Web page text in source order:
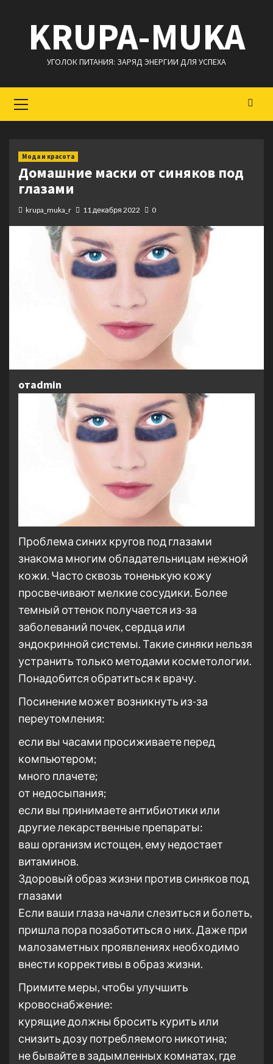
содержимому
KRUPA-MUKA
УГОЛОК ПИТАНИЯ: ЗАРЯД ЭНЕРГИИ ДЛЯ УСПЕХА
меню
Мода и красота
Домашние маски от синяков под
глазами
krupa_muka_r 11 декабря 2022 0
отadmin
Проблема синих кругов под глазами
знакома многим обладательницам нежной
кожи. Часто сквозь тоненькую кожу
просвечивают мелкие сосудики. Более
темный оттенок получается из-за
заболеваний почек, сердца или
эндокринной системы. Такие синяки нельзя
устранить только методами косметологии.
Понадобится обратиться к врачу.
Посинение может возникнуть из-за
переутомления:
если вы часами просиживаете перед
компьютером;
много плачете;
от недосыпания;
если вы принимаете антибиотики или
другие лекарственные препараты:
ваш организм истощен, ему недостает
витаминов.
Здоровый образ жизни против синяков под
глазами
Если ваши глаза начали слезиться и болеть,
пришла пора позаботиться о них. Даже при
малозаметных проявлениях необходимо
внести коррективы в образ жизни.
Примите меры, чтобы улучшить
кровоснабжение:
курящие должны бросить курить или
снизить дозу потребляемого никотина;
не бывайте в задымленных комнатах, где